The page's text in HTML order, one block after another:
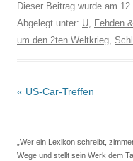
Dieser Beitrag wurde am
Abgelegt unter: U, Fehden
um den 2ten Weltkrieg,
Beitrags-
« US-Car-Treffen
„Wer ein Lexikon schreibt,
Wege und stellt sein Werk dem